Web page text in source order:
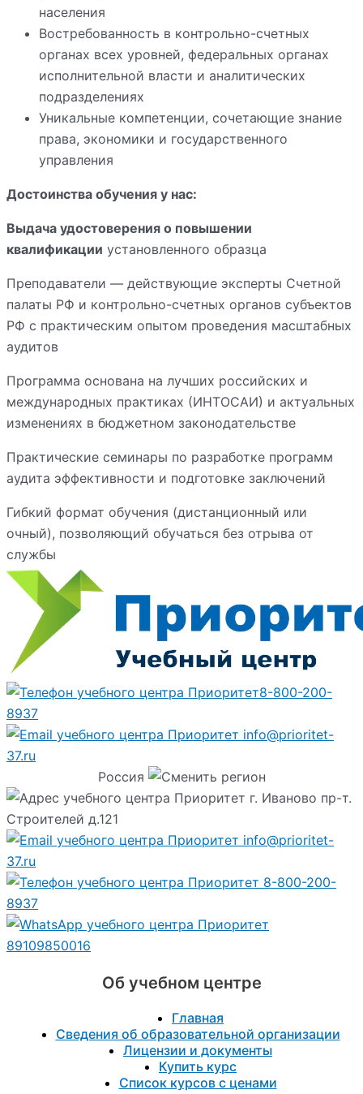
населения
Востребованность в контрольно-счетных
органах всех уровней, федеральных органах
исполнительной власти и аналитических
подразделениях
Уникальные компетенции, сочетающие знание
права, экономики и государственного
управления
Достоинства обучения у нас:
Выдача удостоверения о повышении
квалификации установленного образца
Преподаватели — действующие эксперты Счетной
палаты РФ и контрольно-счетных органов субъектов
РФ с практическим опытом проведения масштабных
аудитов
Программа основана на лучших российских и
международных практиках (ИНТОСАИ) и актуальных
изменениях в бюджетном законодательстве
Практические семинары по разработке программ
аудита эффективности и подготовке заключений
Гибкий формат обучения (дистанционный или
очный), позволяющий обучаться без отрыва от
службы
8-800-200-
8937
info@prioritet-
37.ru
Россия
г. Иваново пр-т.
Строителей д.121
info@prioritet-
37.ru
8-800-200-
8937
89109850016
Об учебном центре
Главная
Сведения об образовательной организации
Лицензии и документы
Купить курс
Список курсов с ценами